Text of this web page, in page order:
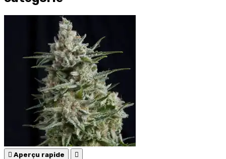
 Aperçu rapide 